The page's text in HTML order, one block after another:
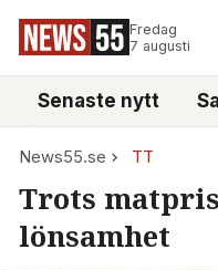
Fredag
7 augusti
Senaste nytt
News55.se TT
Trots
lönsamhet